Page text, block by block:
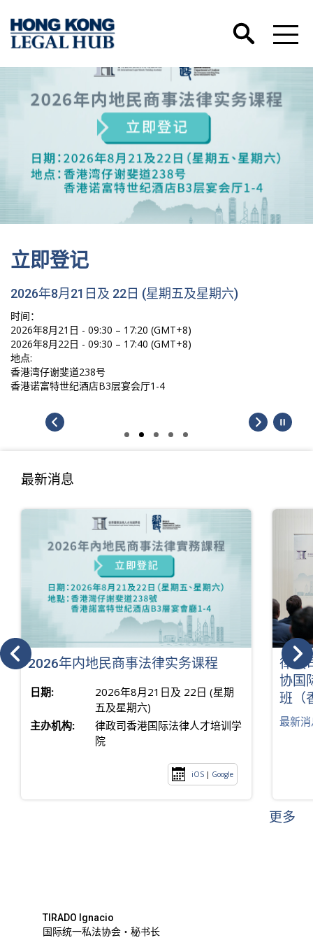
立即登记
2026年8月21日及 22日 (星期五及星期六)
时间：
2026年8月21日 - 09:30 – 17:20 (GMT+8)
2026年8月22日 - 09:30 – 17:40 (GMT+8)
地点:
香港湾仔谢斐道238号
香港诺富特世纪酒店B3层宴会厅1-4
最新消息
2026年内地民商事法律实务课程
日期:
2026年8月21日及 22日 (星期
五及星期六)
主办机构:
律政司香港国际法律人才培训学
院
iOS | Google
律政
协国
班（
最新
更多
TIRADO Ignacio
国际统一私法协会・秘书长